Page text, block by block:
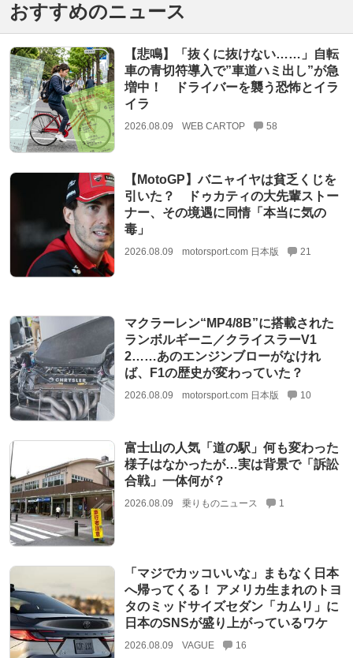
おすすめのニュース
【悲鳴】「抜くに抜けない……」自転
車の青切符導入で”車道ハミ出し”が急
増中！ ドライバーを襲う恐怖とイラ
イラ
2026.08.09 WEB CARTOP 58
【MotoGP】バニャイヤは貧乏くじを
引いた？ ドゥカティの大先輩ストー
ナー、その境遇に同情「本当に気の
毒」
2026.08.09 motorsport.com 日本版 21
マクラーレン“MP4/8B”に搭載された
ランボルギーニ／クライスラーV1
2……あのエンジンブローがなけれ
ば、F1の歴史が変わっていた？
2026.08.09 motorsport.com 日本版 10
富士山の人気「道の駅」何も変わった
様子はなかったが…実は背景で「訴訟
合戦」一体何が？
2026.08.09 乗りものニュース 1
「マジでカッコいいな」まもなく日本
へ帰ってくる！ アメリカ生まれのトヨ
タのミッドサイズセダン「カムリ」に
日本のSNSが盛り上がっているワケ
2026.08.09 VAGUE 16